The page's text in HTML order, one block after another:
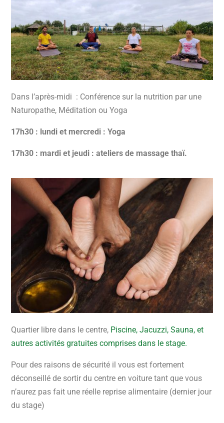
Dans l’après-midi : Conférence sur la nutrition par une
Naturopathe, Méditation ou Yoga
17h30 : lundi et mercredi : Yoga
17h30 : mardi et jeudi : ateliers de massage thaï.
Quartier libre dans le centre, Piscine, Jacuzzi, Sauna, et
autres activités gratuites comprises dans le stage.
Pour des raisons de sécurité il vous est fortement
déconseillé de sortir du centre en voiture tant que vous
n’aurez pas fait une réelle reprise alimentaire (dernier jour
du stage)